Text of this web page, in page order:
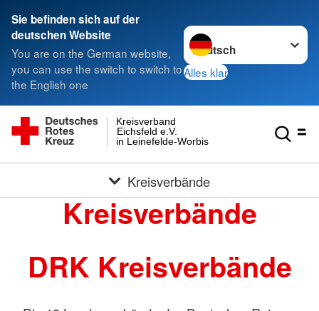
Sie befinden sich auf der
deutschen Website
You are on the German website,
you can use the switch to switch to
the English one
Sprache wechseln zu
Alles klar
in Leinefelde-Worbis
Eichsfeld e.V.
Kreisverband
Kreisverbände
Kreisverbände
DRK Kreisverbände